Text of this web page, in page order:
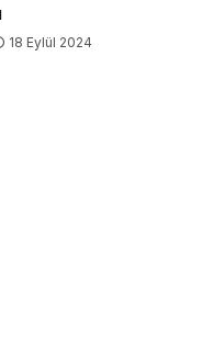
18 Eylül 2024